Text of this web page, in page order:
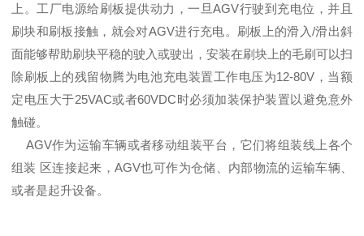
上。工厂电源给刷板提供动力，一旦AGV行驶到充电位，并且
刷块和刷板接触，就会对AGV进行充电。刷板上的滑入/滑出斜
面能够帮助刷块平稳的驶入或驶出，安装在刷块上的毛刷可以扫
除刷板上的残留物腾为电池充电装置工作电压为12-80V，当额
定电压大于25VAC或者60VDC时必须加装保护装置以避免意外
触碰。
AGV作为运输车辆或者移动组装平台，它们将组装线上各个
组装 区连接起来，AGV也可作为仓储、内部物流的运输车辆、
或者是起升设备。